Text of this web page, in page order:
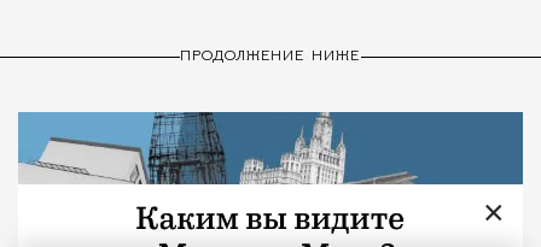
ПРОДОЛЖЕНИЕ НИЖЕ
×